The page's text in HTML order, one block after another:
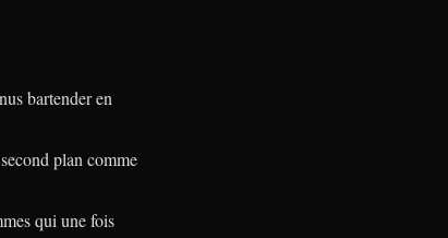
bartender en
plan comme
qui une fois